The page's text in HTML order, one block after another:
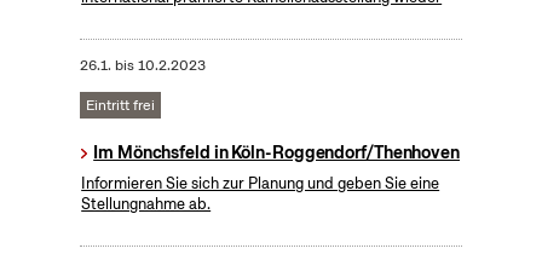
26.1. bis10.2.2023
Eintritt frei
Im Mönchsfeld in Köln-Roggendorf/Thenhoven
Informieren Sie sich zur Planung und geben Sie eine
Stellungnahme ab.